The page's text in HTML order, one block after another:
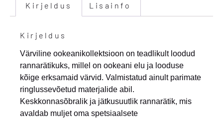
Kirjeldus Lisainfo
Kirjeldus
Värviline ookeanikollektsioon on teadlikult loodud
rannarätikuks, millel on ookeani elu ja looduse
kõige erksamaid värvid. Valmistatud ainult parimate
ringlussevõetud materjalide abil.
Keskkonnasõbralik ja jätkusuutlik rannarätik, mis
avaldab muljet oma spetsiaalsete